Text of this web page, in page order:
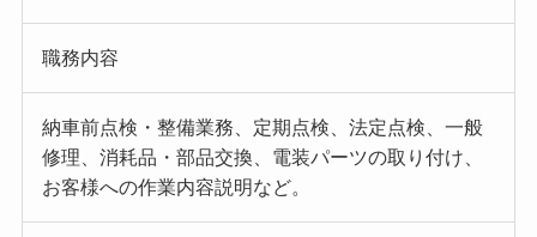
職務内容
納車前点検・整備業務、定期点検、法定点検、一般
修理、消耗品・部品交換、電装パーツの取り付け、
お客様への作業内容説明など。